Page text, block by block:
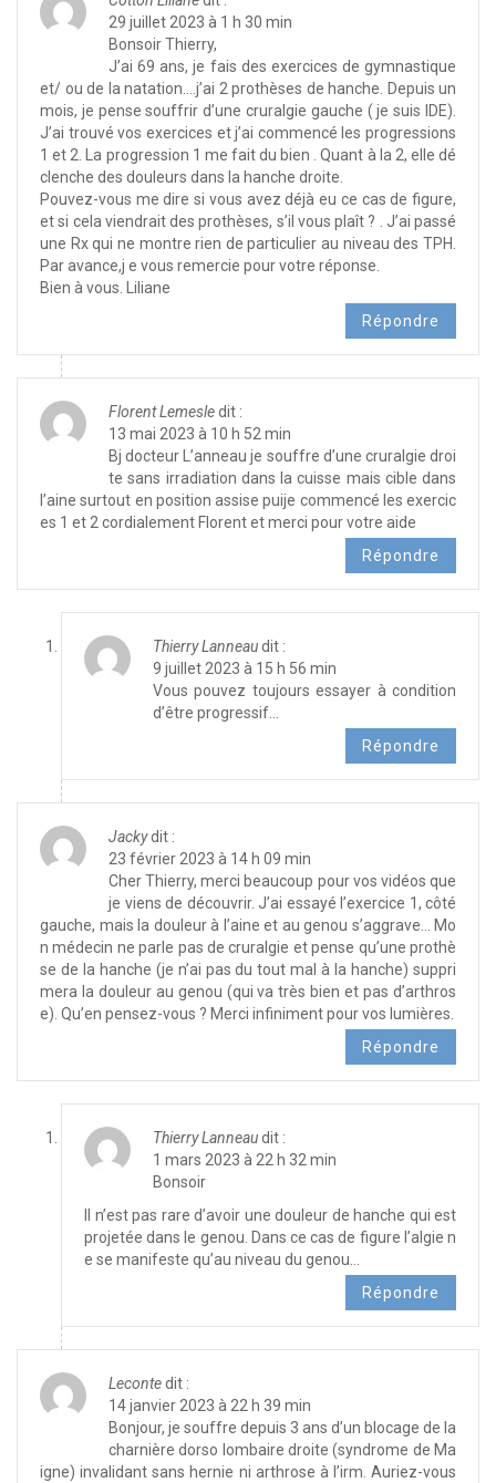
29 juillet 2023 à 1 h 30 min
Bonsoir Thierry,
J’ai 69 ans, je fais des exercices de gymnastique
et/ ou de la natation….j’ai 2 prothèses de hanche. Depuis un
mois, je pense souffrir d’une cruralgie gauche ( je suis IDE).
J’ai trouvé vos exercices et j’ai commencé les progressions
1 et 2. La progression 1 me fait du bien . Quant à la 2, elle dé
clenche des douleurs dans la hanche droite.
Pouvez-vous me dire si vous avez déjà eu ce cas de figure,
et si cela viendrait des prothèses, s’il vous plaît ? . J’ai passé
une Rx qui ne montre rien de particulier au niveau des TPH.
Par avance,j e vous remercie pour votre réponse.
Bien à vous. Liliane
Répondre
Florent Lemesledit :
13 mai 2023 à 10 h 52 min
Bj docteur L’anneau je souffre d’une cruralgie droi
te sans irradiation dans la cuisse mais cible dans
l’aine surtout en position assise puije commencé les exercic
es 1 et 2 cordialement Florent et merci pour votre aide
Répondre
Thierry Lanneaudit :
9 juillet 2023 à 15 h 56 min
Vous pouvez toujours essayer à condition
d’être progressif…
Répondre
Jackydit :
23 février 2023 à 14 h 09 min
Cher Thierry, merci beaucoup pour vos vidéos que
je viens de découvrir. J’ai essayé l’exercice 1, côté
gauche, mais la douleur à l’aine et au genou s’aggrave… Mo
n médecin ne parle pas de cruralgie et pense qu’une prothè
se de la hanche (je n’ai pas du tout mal à la hanche) suppri
mera la douleur au genou (qui va très bien et pas d’arthros
e). Qu’en pensez-vous ? Merci infiniment pour vos lumières.
Répondre
Thierry Lanneaudit :
1 mars 2023 à 22 h 32 min
Bonsoir
Il n’est pas rare d’avoir une douleur de hanche qui est
projetée dans le genou. Dans ce cas de figure l’algie n
e se manifeste qu’au niveau du genou…
Répondre
Lecontedit :
14 janvier 2023 à 22 h 39 min
Bonjour, je souffre depuis 3 ans d’un blocage de la
charnière dorso lombaire droite (syndrome de Ma
igne) invalidant sans hernie ni arthrose à l’irm. Auriez-vous